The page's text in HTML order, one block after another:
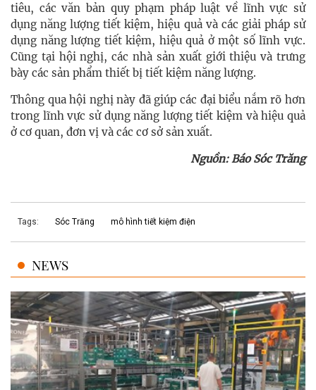
tiêu, các văn bản quy phạm pháp luật về lĩnh vực sử
dụng năng lượng tiết kiệm, hiệu quả và các giải pháp sử
dụng năng lượng tiết kiệm, hiệu quả ở một số lĩnh vực.
Cũng tại hội nghị, các nhà sản xuất giới thiệu và trưng
bày các sản phẩm thiết bị tiết kiệm năng lượng.
Thông qua hội nghị này đã giúp các đại biểu nắm rõ hơn
trong lĩnh vực sử dụng năng lượng tiết kiệm và hiệu quả
ở cơ quan, đơn vị và các cơ sở sản xuất.
Nguồn: Báo Sóc Trăng
Tags: Sóc Trăng mô hình tiết kiệm điện
NEWS